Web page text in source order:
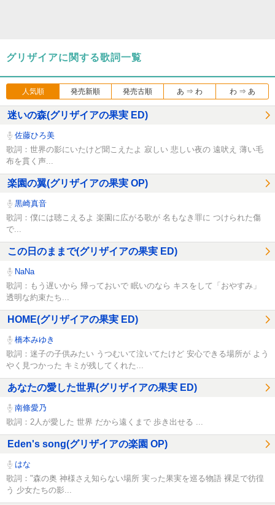
グリザイアに関する歌詞一覧
人気順 発売新順 発売古順 あ ⇒ わ わ ⇒ あ
迷いの森(グリザイアの果実 ED)
佐藤ひろ美
歌詞：世界の影にいたけど聞こえたよ 寂しい 悲しい夜の 遠吠え 薄い毛
布を貫く声...
楽園の翼(グリザイアの果実 OP)
黒崎真音
歌詞：僕には聴こえるよ 楽園に広がる歌が 名もなき罪に つけられた傷
で...
この日のままで(グリザイアの果実 ED)
NaNa
歌詞：もう遅いから 帰っておいで 眠いのなら キスをして「おやすみ」
透明な約束たち...
HOME(グリザイアの果実 ED)
橋本みゆき
歌詞：迷子の子供みたい うつむいて泣いてたけど 安心できる場所が よう
やく見つかった キミが残してくれた...
あなたの愛した世界(グリザイアの果実 ED)
南條愛乃
歌詞：2人が愛した 世界 だから遠くまで 歩き出せる ...
Eden's song(グリザイアの楽園 OP)
はな
歌詞："森の奥 神様さえ知らない場所 実った果実を巡る物語 裸足で彷徨
う 少女たちの影...